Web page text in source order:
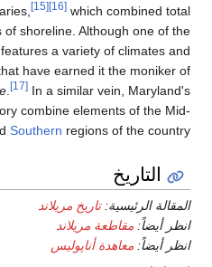
estuaryand its many tributaries,
more than 4,000 miles of
smallest states in the U.S., it
topographical features that
America in Miniature.
geography, culture, and history
Atlantic, Northeastern, and